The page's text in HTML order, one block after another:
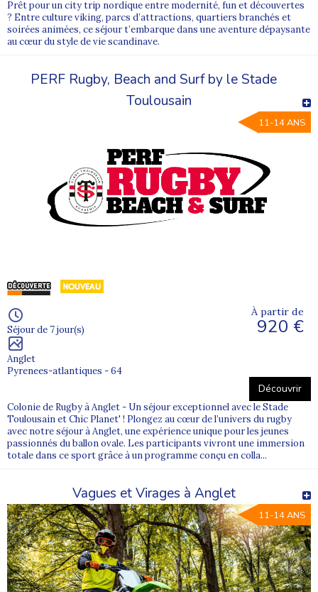
Prêt pour un city trip nordique entre modernité, fun et découvertes
? Entre culture viking, parcs d’attractions, quartiers branchés et
soirées animées, ce séjour t’embarque dans une aventure dépaysante
au cœur du style de vie scandinave.
PERF Rugby, Beach and Surf by le Stade
Toulousain
11-14 ANS
Séjour de 7 jour(s)
Anglet
Pyrenees-atlantiques - 64
À partir de
920 €
Découvrir
Colonie de Rugby à Anglet - Un séjour exceptionnel avec le Stade
Toulousain et Chic Planet' ! Plongez au cœur de l’univers du rugby
avec notre séjour à Anglet, une expérience unique pour les jeunes
passionnés du ballon ovale. Les participants vivront une immersion
totale dans ce sport grâce à un programme conçu en colla...
Vagues et Virages à Anglet
11-14 ANS